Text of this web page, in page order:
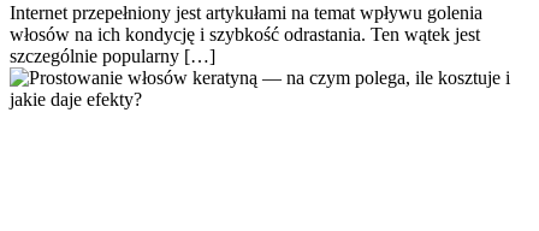
Internet przepełniony jest artykułami na temat wpływu golenia
włosów na ich kondycję i szybkość odrastania. Ten wątek jest
szczególnie popularny […]